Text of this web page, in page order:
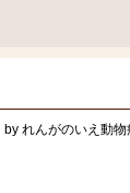
by れんがのいえ動物